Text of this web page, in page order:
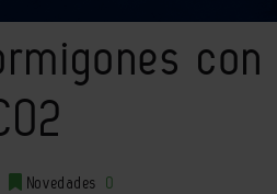
Novedades 0